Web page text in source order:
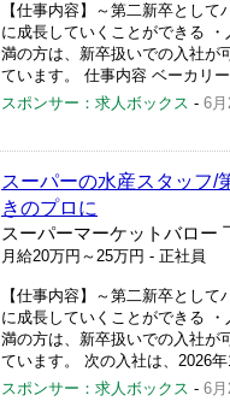
【仕事内容】～第二新卒とし
に成長していくことができる
満の方は、新卒扱いでの入社が
ています。 仕事内容 ベーカリ
スポンサー：求人ボックス - 6月
スーパーの水産スタッフ/
きのプロに
スーパーマーケットバロー
月給20万円～25万円 - 正社員
【仕事内容】～第二新卒とし
に成長していくことができる
満の方は、新卒扱いでの入社が
ています。 次の入社は、2026
スポンサー：求人ボックス - 6月